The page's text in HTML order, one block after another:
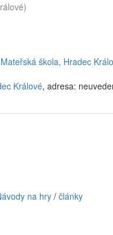
škola, Hradec
Králové, adresa:
na hry/ články